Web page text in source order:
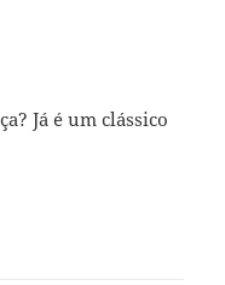
Já é um clássico